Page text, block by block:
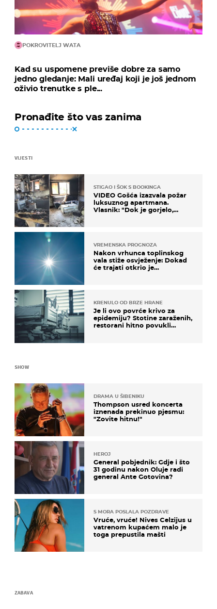
POKROVITELJ WATA
Kad su uspomene previše dobre za samo
jedno gledanje: Mali uređaj koji je još jednom
oživio trenutke s ple...
Pronađite što vas zanima
VIJESTI
STIGAO I ŠOK S BOOKINGA
VIDEO Gošća izazvala požar
luksuznog apartmana.
Vlasnik: "Dok je gorjelo,
VREMENSKA PROGNOZA
Nakon vrhunca toplinskog
vala stiže osvježenje: Dokad
će trajati otkrio je
KRENULO OD BRZE HRANE
Je li ovo povrće krivo za
epidemiju? Stotine zaraženih,
restorani hitno povukli
SHOW
DRAMA U ŠIBENIKU
Thompson usred koncerta
iznenada prekinuo pjesmu:
"Zovite hitnu!"
HEROJ
General pobjednik: Gdje i što
31 godinu nakon Oluje radi
general Ante Gotovina?
S MORA POSLALA POZDRAVE
Vruće, vruće! Nives Celzijus u
vatrenom kupaćem malo je
toga prepustila mašti
ZABAVA